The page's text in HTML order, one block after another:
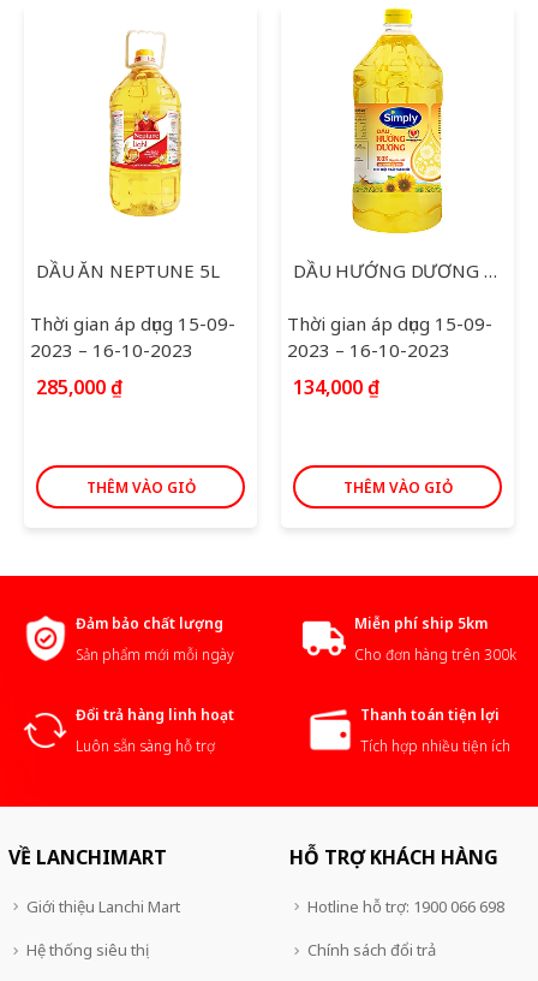
DẦU ĂN NEPTUNE 5L
Thời gian áp dụng 15-09-
2023 – 16-10-2023
285,000₫
THÊM VÀO GIỎ
DẦU HƯỚNG DƯƠNG SIMPLY 2L
Thời gian áp dụng 15-09-
2023 – 16-10-2023
134,000₫
THÊM VÀO GIỎ
Đảm bảo chất lượng
Sản phẩm mới mỗi ngày
Miễn phí ship 5km
Cho đơn hàng trên 300k
Đổi trả hàng linh hoạt
Luôn sẵn sàng hỗ trợ
Thanh toán tiện lợi
Tích hợp nhiều tiện ích
VỀ LANCHIMART
Giới thiệu Lanchi Mart
Hệ thống siêu thị
HỖ TRỢ KHÁCH HÀNG
Hotline hỗ trợ: 1900 066 698
Chính sách đổi trả